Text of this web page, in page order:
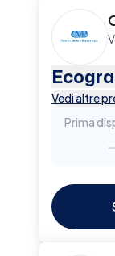
Vedi altre
Prima